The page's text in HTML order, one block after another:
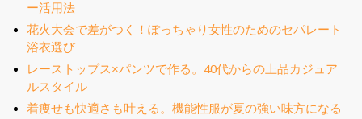
ー活用法
花火大会で差がつく！ぽっちゃり女性のためのセパレート
浴衣選び
レーストップス×パンツで作る。40代からの上品カジュア
ルスタイル
着痩せも快適さも叶える。機能性服が夏の強い味方になる